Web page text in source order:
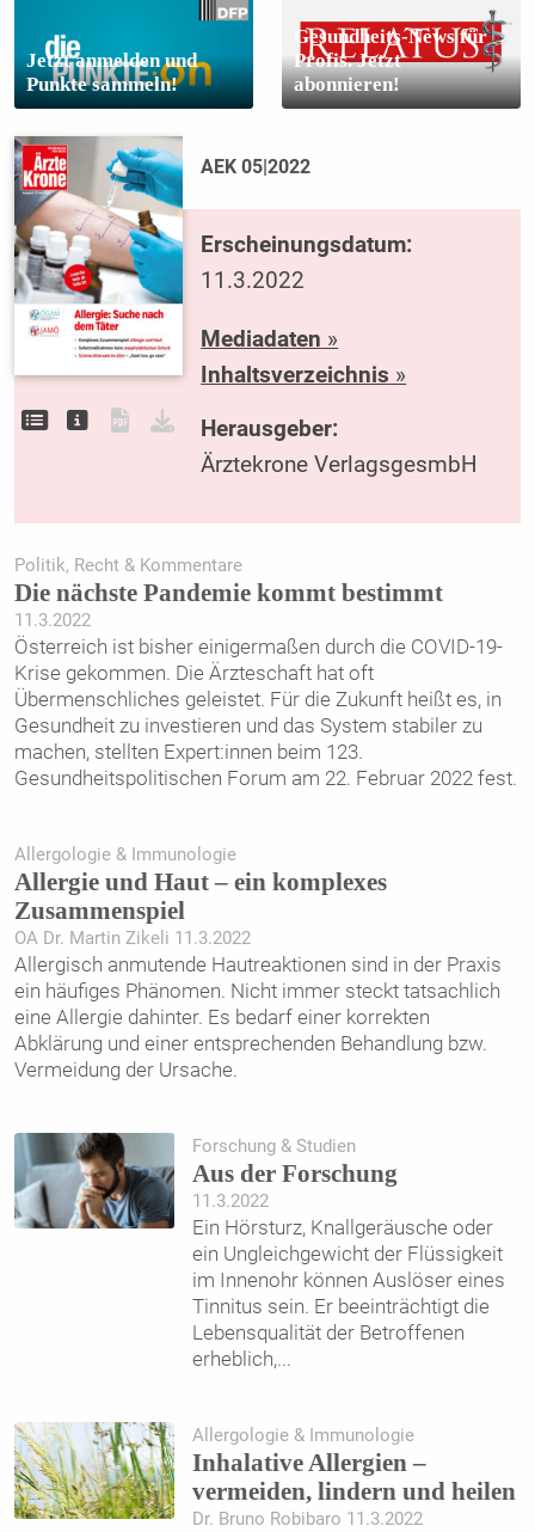
Jetzt anmelden und
Punkte sammeln!
Gesundheits-News für
Profis. Jetzt
abonnieren!
AEK 05|2022
Erscheinungsdatum:
11.3.2022
Mediadaten »
Inhaltsverzeichnis »
Herausgeber:
Ärztekrone VerlagsgesmbH
Politik, Recht & Kommentare
Die nächste Pandemie kommt bestimmt
11.3.2022
Österreich ist bisher einigermaßen durch die COVID-19-
Krise gekommen. Die Ärzteschaft hat oft
Übermenschliches geleistet. Für die Zukunft heißt es, in
Gesundheit zu investieren und das System stabiler zu
machen, stellten Expert:innen beim 123.
Gesundheitspolitischen Forum am 22. Februar 2022 fest.
Allergologie & Immunologie
Allergie und Haut – ein kom­plexes
Zusammenspiel
OA Dr. Martin Zikeli 11.3.2022
Allergisch anmutende Hautreaktionen sind in der Praxis
ein häufiges Phänomen. Nicht immer steckt tatsachlich
eine Allergie dahinter. Es bedarf einer korrekten
Abklärung und einer entsprechenden Behandlung bzw.
Vermeidung der Ursache.
Forschung & Studien
Aus der Forschung
11.3.2022
Ein Hörsturz, Knallgeräusche oder
ein Ungleichgewicht der Flüssigkeit
im Innenohr können Auslöser eines
Tinnitus sein. Er beeinträchtigt die
Lebensqualität der Betroffenen
erheblich,...
Allergologie & Immunologie
Inhalative Allergien –
vermeiden, lindern und heilen
Dr. Bruno Robibaro 11.3.2022